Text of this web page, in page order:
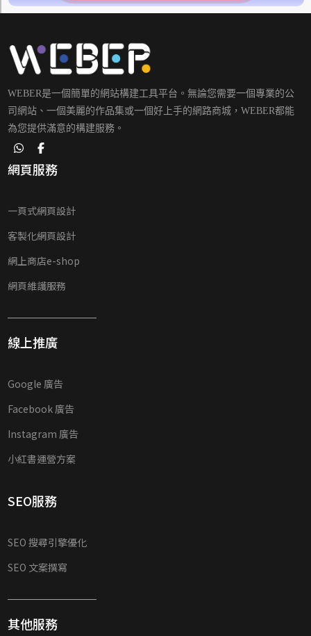
WEBER是一個簡單的網站構建工具平台。無論您需要一個專業的公
司網站、一個美麗的作品集或一個好上手的網路商城，WEBER都能
為您提供滿意的構建服務。
網頁服務
一頁式網頁設計
客製化網頁設計
網上商店e-shop
網頁維護服務
線上推廣
Google 廣告
Facebook 廣告
Instagram 廣告
小紅書運營方案
SEO服務
SEO 搜尋引擎優化
SEO 文案撰寫
其他服務